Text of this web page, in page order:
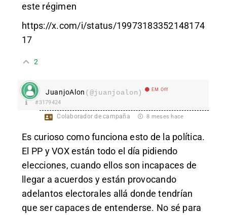
este régimen
https://x.com/i/status/19973183352148174
17
2
JuanjoAlon (@juanjoalon) EM Off
#3179424
Colaborador de campaña 8 meses hace
Es curioso como funciona esto de la política.
El PP y VOX están todo el día pidiendo
elecciones, cuando ellos son incapaces de
llegar a acuerdos y están provocando
adelantos electorales allá donde tendrían
que ser capaces de entenderse. No sé para